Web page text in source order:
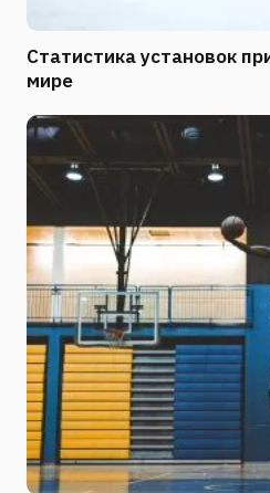
Статистика установок
мире